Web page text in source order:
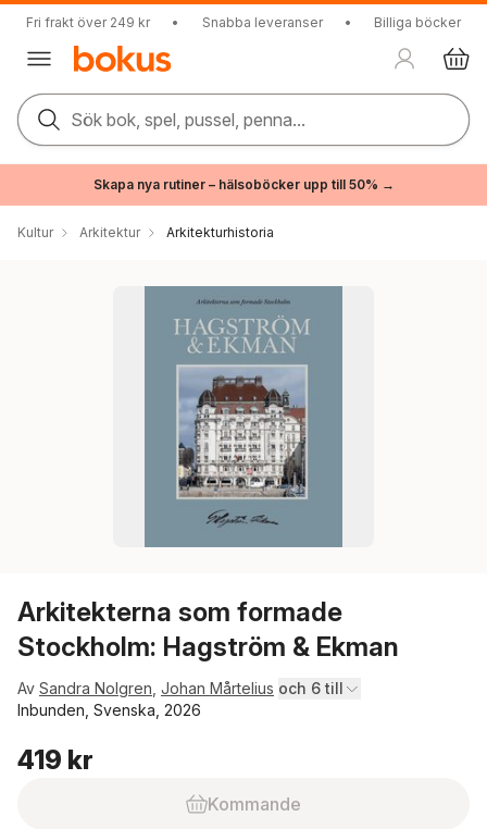
Fri frakt över 249 kr • Snabba leveranser • Billiga böcker
Sök bok, spel, pussel, penna...
Skapa nya rutiner – hälsoböcker upp till 50% →
Kultur Arkitektur Arkitekturhistoria
Arkitekterna som formade
Stockholm: Hagström & Ekman
Av Sandra Nolgren Johan Mårtelius och 6 till
Inbunden, Svenska, 2026
419 kr
Kommande